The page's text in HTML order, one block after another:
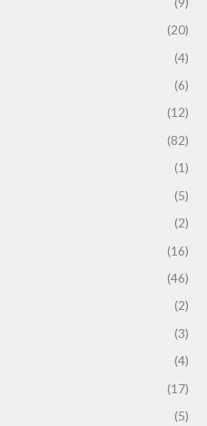
(20)
(4)
(6)
(12)
(82)
(1)
(5)
(2)
(16)
(46)
(2)
(3)
(4)
(17)
(5)